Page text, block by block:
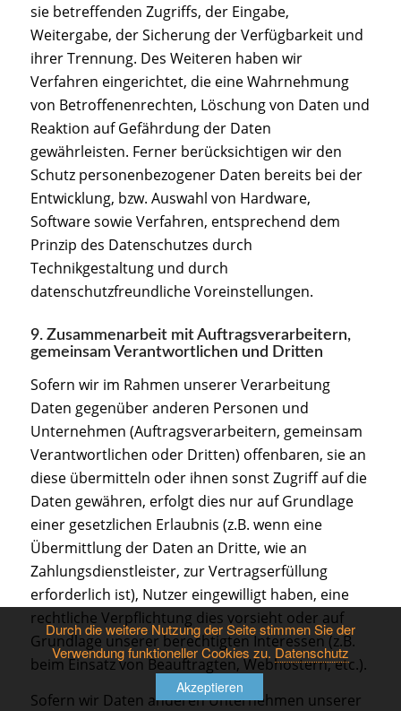
sie betreffenden Zugriffs, der Eingabe,
Weitergabe, der Sicherung der Verfügbarkeit und
ihrer Trennung. Des Weiteren haben wir
Verfahren eingerichtet, die eine Wahrnehmung
von Betroffenenrechten, Löschung von Daten und
Reaktion auf Gefährdung der Daten
gewährleisten. Ferner berücksichtigen wir den
Schutz personenbezogener Daten bereits bei der
Entwicklung, bzw. Auswahl von Hardware,
Software sowie Verfahren, entsprechend dem
Prinzip des Datenschutzes durch
Technikgestaltung und durch
datenschutzfreundliche Voreinstellungen.
9. Zusammenarbeit mit Auftragsverarbeitern,
gemeinsam Verantwortlichen und Dritten
Sofern wir im Rahmen unserer Verarbeitung
Daten gegenüber anderen Personen und
Unternehmen (Auftragsverarbeitern, gemeinsam
Verantwortlichen oder Dritten) offenbaren, sie an
diese übermitteln oder ihnen sonst Zugriff auf die
Daten gewähren, erfolgt dies nur auf Grundlage
einer gesetzlichen Erlaubnis (z.B. wenn eine
Übermittlung der Daten an Dritte, wie an
Zahlungsdienstleister, zur Vertragserfüllung
erforderlich ist), Nutzer eingewilligt haben, eine
rechtliche Verpflichtung dies vorsieht oder auf
Grundlage unserer berechtigten Interessen (z.B.
beim Einsatz von Beauftragten, Webhostern, etc.).
Sofern wir Daten anderen Unternehmen unserer
Durch die weitere Nutzung der Seite stimmen Sie der
Verwendung funktioneller Cookies zu.Datenschutz
Akzeptieren